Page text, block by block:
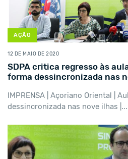
AÇÃO
12 DE MAIO DE 2020
SDPA critica regresso às
forma dessincronizada nas
IMPRENSA | Açoriano Oriental |
dessincronizada nas nove ilhas |...